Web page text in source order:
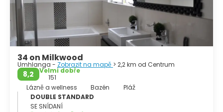
34 on Milkwood
Umhlanga - Zobrazit na mapě > 2,2 km od Centrum
8,2
Velmi dobře
151
Lázně a wellness
Bazén
Pláž
DOUBLE STANDARD
SE SNÍDANÍ